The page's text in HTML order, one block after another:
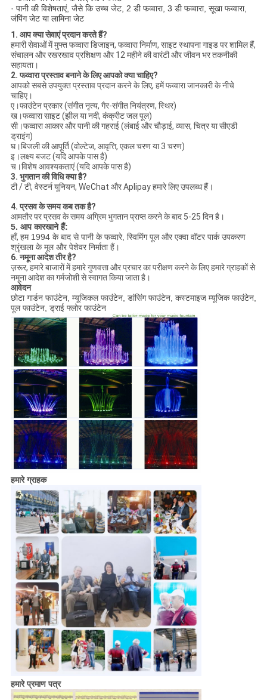
· पानी की विशेषताएं, जैसे कि उच्च जेट, 2 डी फव्वारा, 3 डी फव्वारा, सूखा फव्वारा,
जंपिंग जेट या लामिना जेट
1. आप क्या सेवाएं प्रदान करते हैं?
हमारी सेवाओं में मुफ्त फव्वारा डिजाइन, फव्वारा निर्माण, साइट स्थापना गाइड पर शामिल हैं,
संचालन और रखरखाव प्रशिक्षण और 12 महीने की वारंटी और जीवन भर तकनीकी
सहायता।
2. फव्वारा प्रस्ताव बनाने के लिए आपको क्या चाहिए?
आपको सबसे उपयुक्त प्रस्ताव प्रदान करने के लिए, हमें फव्वारा जानकारी के नीचे
चाहिए।
ए।फाउंटेन प्रकार (संगीत नृत्य, गैर-संगीत नियंत्रण, स्थिर)
ख।फव्वारा साइट (झील या नदी, कंक्रीट जल पूल)
सी।फव्वारा आकार और पानी की गहराई (लंबाई और चौड़ाई, व्यास, चित्र या सीएडी
ड्राइंग)
घ।बिजली की आपूर्ति (वोल्टेज, आवृत्ति, एकल चरण या 3 चरण)
इ।लक्ष्य बजट (यदि आपके पास है)
च।विशेष आवश्यकताएं (यदि आपके पास है)
3. भुगतान की विधि क्या है?
टी / टी, वेस्टर्न यूनियन, WeChat और Aplipay हमारे लिए उपलब्ध हैं।
4. प्रसव के समय कब तक है?
आमतौर पर प्रसव के समय अग्रिम भुगतान प्राप्त करने के बाद 5-25 दिन है।
5. आप कारखाने हैं:
हाँ, हम 1994 के बाद से पानी के फव्वारे, स्विमिंग पूल और एक्वा वॉटर पार्क उपकरण
श्रृंखला के मूल और पेशेवर निर्माता हैं।
6. नमूना आदेश तीर है?
ज़रूर, हमारे बाजारों में हमारे गुणवत्ता और प्रचार का परीक्षण करने के लिए हमारे ग्राहकों से
नमूना आदेश का गर्मजोशी से स्वागत किया जाता है।
आवेदन
छोटा गार्डन फाउंटेन, म्यूजिकल फाउंटेन, डांसिंग फाउंटेन, कस्टमाइज म्यूजिक फाउंटेन,
पूल फाउंटेन, ड्राई फ्लोर फाउंटेन
हमारे ग्राहक
हमारे प्रमाण पत्र